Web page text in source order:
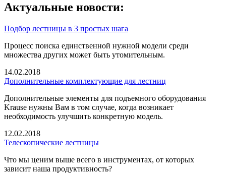
Актуальные новости:
Подбор лестницы в 3 простых шага
Процесс поиска единственной нужной модели среди
множества других может быть утомительным.
14.02.2018
Дополнительные комплектующие для лестниц
Дополнительные элементы для подъемного оборудования
Krause нужны Вам в том случае, когда возникает
необходимость улучшить конкретную модель.
12.02.2018
Телескопические лестницы
Что мы ценим выше всего в инструментах, от которых
зависит наша продуктивность?